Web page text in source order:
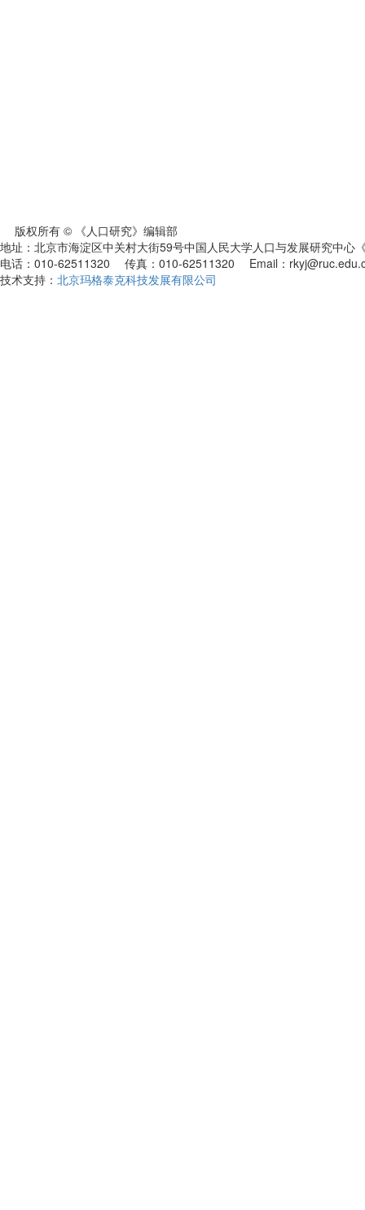
版权所有 © 《人口研究》编辑部
地址：北京市海淀区中关村大街59号中国人民大学人口与发展研究中
电话：010-62511320 传真：010-62511320 Email：
技术支持： 北京玛格泰克科技发展有限公司